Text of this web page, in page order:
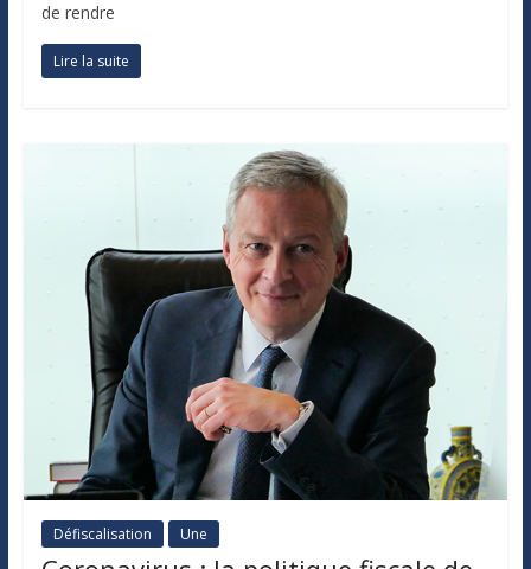
de rendre
Lire la suite
Défiscalisation Une